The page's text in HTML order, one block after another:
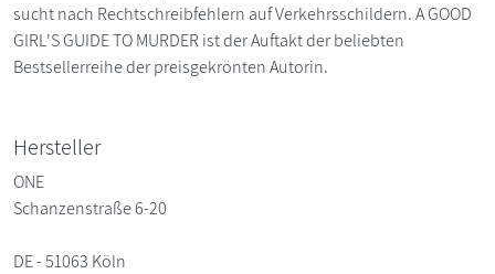
sucht nach Rechtschreibfehlern auf Verkehrsschildern. A GOOD
GIRL'S GUIDE TO MURDER ist der Auftakt der beliebten
Bestsellerreihe der preisgekrönten Autorin.
Hersteller
ONE
Schanzenstraße 6-20
DE - 51063 Köln